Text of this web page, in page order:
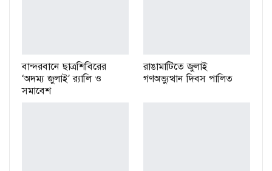
বান্দরবানে ছাত্রশিবিরের
‘অদম্য জুলাই’ র‌্যালি ও
সমাবেশ
রাঙামাটিতে জুলাই
গণঅভ্যুত্থান দিবস পালিত